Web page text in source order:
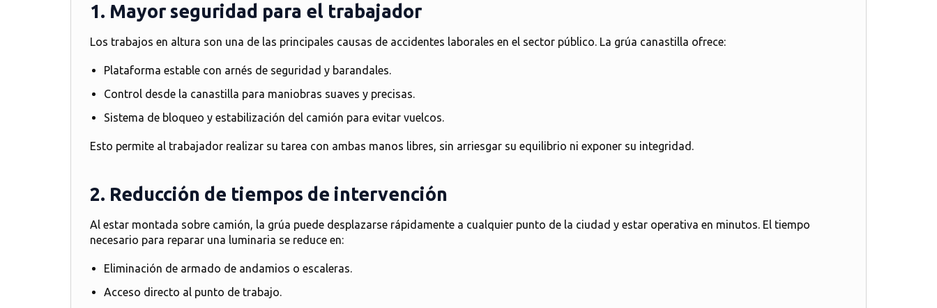
1. Mayor seguridad para el trabajador
Los trabajos en altura son una de las principales causas de accidentes laborales en el sector público. La grúa canastilla ofrece:
Plataforma estable con arnés de seguridad y barandales.
Control desde la canastilla para maniobras suaves y precisas.
Sistema de bloqueo y estabilización del camión para evitar vuelcos.
Esto permite al trabajador realizar su tarea con ambas manos libres , sin arriesgar su equilibrio ni exponer su integridad.
2. Reducción de tiempos de intervención
Al estar montada sobre camión, la grúa puede desplazarse rápidamente a cualquier punto de la ciudad y estar operativa en minutos. El tiempo
necesario para reparar una luminaria se reduce en:
Eliminación de armado de andamios o escaleras.
Acceso directo al punto de trabajo.